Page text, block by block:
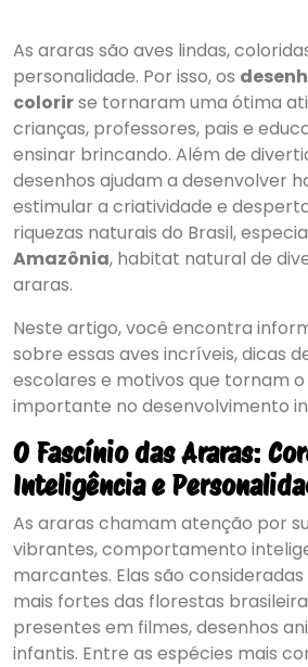
As araras são aves lindas,
personalidade. Por isso, os
colorirse tornaram uma ótima
crianças, professores, pais e
ensinar brincando. Além de
desenhos ajudam a desenvolver
estimular a criatividade e
riquezas naturais do Brasil,
Amazônia, habitat natural de
araras.
Neste artigo, você encontra
sobre essas aves incríveis, dicas
escolares e motivos que tornam
importante no desenvolvimento
O Fascínio das Araras:
Inteligência e
As araras chamam atenção por
vibrantes, comportamento
marcantes. Elas são
mais fortes das florestas
presentes em filmes, desenhos
infantis. Entre as espécies mais